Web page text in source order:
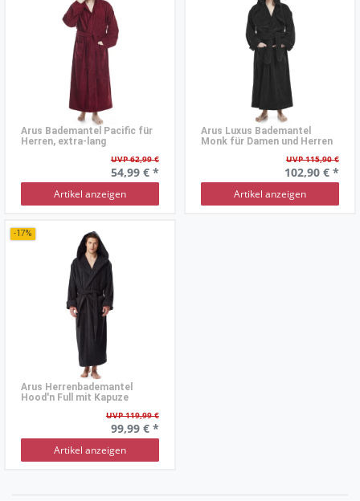
Arus Bademantel Pacific für
Herren, extra-lang
UVP 62,99 €
54,99 € *
Artikel anzeigen
Arus Luxus Bademantel
Monk für Damen und Herren
UVP 115,90 €
102,90 € *
Artikel anzeigen
-17%
Arus Herrenbademantel
Hood'n Full mit Kapuze
UVP 119,99 €
99,99 € *
Artikel anzeigen